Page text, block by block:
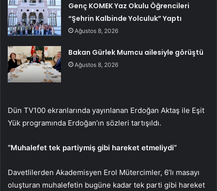
Genç KOMEK Yaz Okulu Öğrencileri
“Şehrin Kalbinde Yolculuk” Yaptı
Ağustos 8, 2026
Bakan Gürlek Mumcu ailesiyle görüştü
Ağustos 8, 2026
Dün TV100 ekranlarında yayınlanan Erdoğan Aktaş ile Eşit
Yük programında Erdoğan’ın sözleri tartışıldı.
“Muhalefet tek partiymiş gibi hareket etmeliydi”
Davetlilerden Akademisyen Erol Mütercimler, 6’lı masayı
oluşturan muhalefetin bugüne kadar tek parti gibi hareket